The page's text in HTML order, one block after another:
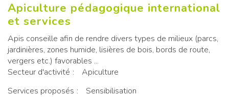
Apiculture pédagogique international
et services
Apis conseille afin de rendre divers types de milieux (parcs,
jardinières, zones humide, lisières de bois, bords de route,
vergers etc.) favorables ...
Secteur d'activité
Apiculture
Services proposés
Sensibilisation